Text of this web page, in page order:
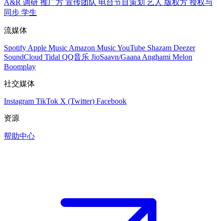
A&R 调研 推广方 宣传团队 电台节目策划 艺人 版权方 授权与
同步 学生
流媒体
Spotify Apple Music Amazon MusicYouTube Shazam Deezer
SoundCloud Tidal QQ音乐 JioSaavn/Gaana Anghami Melon
Boomplay
社交媒体
Instagram TikTok X (Twitter) Facebook
资源
帮助中心